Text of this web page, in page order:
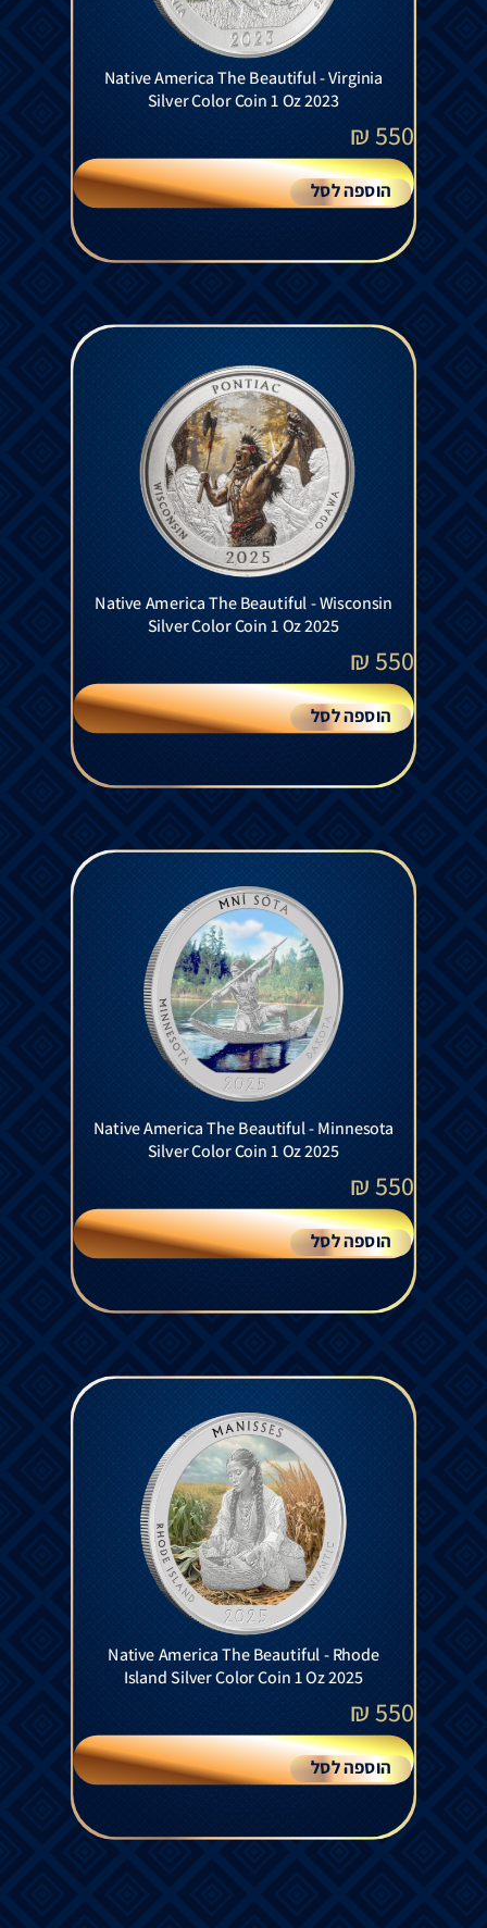
Native America The Beautiful - Virginia
Silver Color Coin 1 Oz 2023
550
₪
הוספה לסל
Native America The Beautiful - Wisconsin
Silver Color Coin 1 Oz 2025
550
₪
הוספה לסל
Native America The Beautiful - Minnesota
Silver Color Coin 1 Oz 2025
550
₪
הוספה לסל
Native America The Beautiful - Rhode
Island Silver Color Coin 1 Oz 2025
550
₪
הוספה לסל